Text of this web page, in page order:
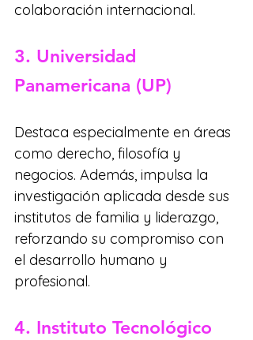
colaboración internacional.
3. Universidad
Panamericana (UP)
Destaca especialmente en áreas
como derecho, filosofía y
negocios. Además, impulsa la
investigación aplicada desde sus
institutos de familia y liderazgo,
reforzando su compromiso con
el desarrollo humano y
profesional.
4. Instituto Tecnológico